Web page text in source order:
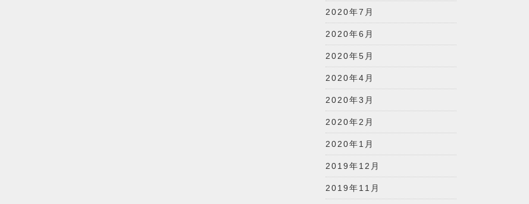
2020年7月
2020年6月
2020年5月
2020年4月
2020年3月
2020年2月
2020年1月
2019年12月
2019年11月